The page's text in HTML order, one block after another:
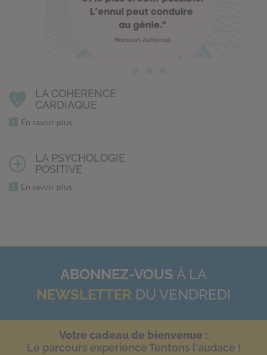
LA COHERENCE
CARDIAQUE
En savoir plus
LA PSYCHOLOGIE
POSITIVE
En savoir plus
ABONNEZ-VOUS À LA
NEWSLETTER DU VENDREDI
Votre cadeau de bienvenue :
Le parcours experience Tentons l'audace !